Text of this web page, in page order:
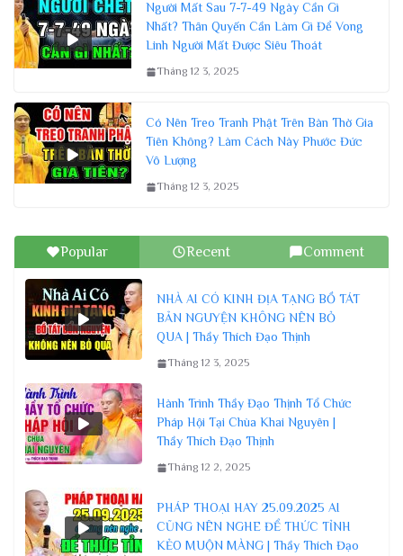
Người Mất Sau 7-7-49 Ngày Cần Gì
Nhất? Thân Quyến Cần Làm Gì Để Vong
Linh Người Mất Được Siêu Thoát
Tháng 12 3, 2025
Có Nên Treo Tranh Phật Trên Bàn Thờ Gia
Tiên Không? Làm Cách Này Phước Đức
Vô Lượng
Tháng 12 3, 2025
Popular Recent Comment
NHÀ AI CÓ KINH ĐỊA TẠNG BỒ TÁT
BẢN NGUYỆN KHÔNG NÊN BỎ
QUA | Thầy Thích Đạo Thịnh
Tháng 12 3, 2025
Hành Trình Thầy Đạo Thịnh Tổ Chức
Pháp Hội Tại Chùa Khai Nguyên |
Thầy Thích Đạo Thịnh
Tháng 12 2, 2025
PHÁP THOẠI HAY 25.09.2025 AI
CŨNG NÊN NGHE ĐỂ THỨC TỈNH
KẺO MUỘN MÀNG | Thầy Thích Đạo